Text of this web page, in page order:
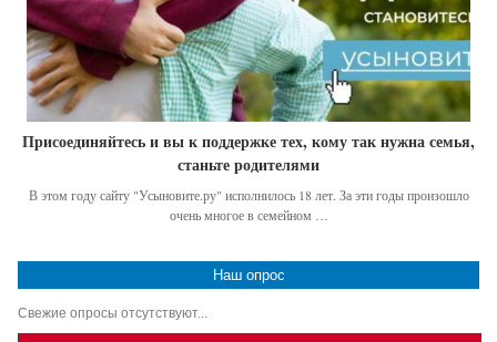
Присоединяйтесь и вы к поддержке тех, кому так нужна семья,
станьте родителями
В этом году сайту "Усыновите.ру" исполнилось 18 лет. За эти годы произошло
очень многое в семейном …
Наш опрос
Свежие опросы отсутствуют...